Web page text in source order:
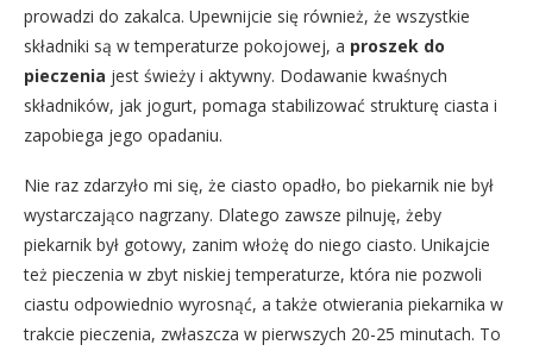
prowadzi do zakalca. Upewnijcie się również, że wszystkie
składniki są w temperaturze pokojowej, a proszek do
pieczenia jest świeży i aktywny. Dodawanie kwaśnych
składników, jak jogurt, pomaga stabilizować strukturę ciasta i
zapobiega jego opadaniu.
Nie raz zdarzyło mi się, że ciasto opadło, bo piekarnik nie był
wystarczająco nagrzany. Dlatego zawsze pilnuję, żeby
piekarnik był gotowy, zanim włożę do niego ciasto. Unikajcie
też pieczenia w zbyt niskiej temperaturze, która nie pozwoli
ciastu odpowiednio wyrosnąć, a także otwierania piekarnika w
trakcie pieczenia, zwłaszcza w pierwszych 20-25 minutach. To